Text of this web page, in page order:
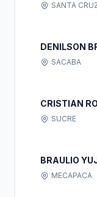
SANTA
DENILSON
SACABA
CRISTIAN
SUCRE
BRAULIO
MECAPACA